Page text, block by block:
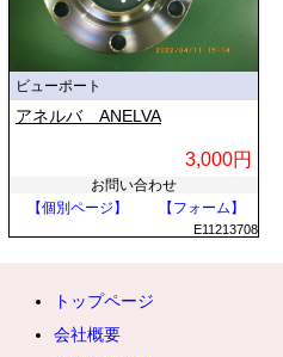
ビューポート
アネルバ ANELVA
3,000円
お問い合わせ
【個別ページ】
【フォーム】
E11213708
トップページ
会社概要